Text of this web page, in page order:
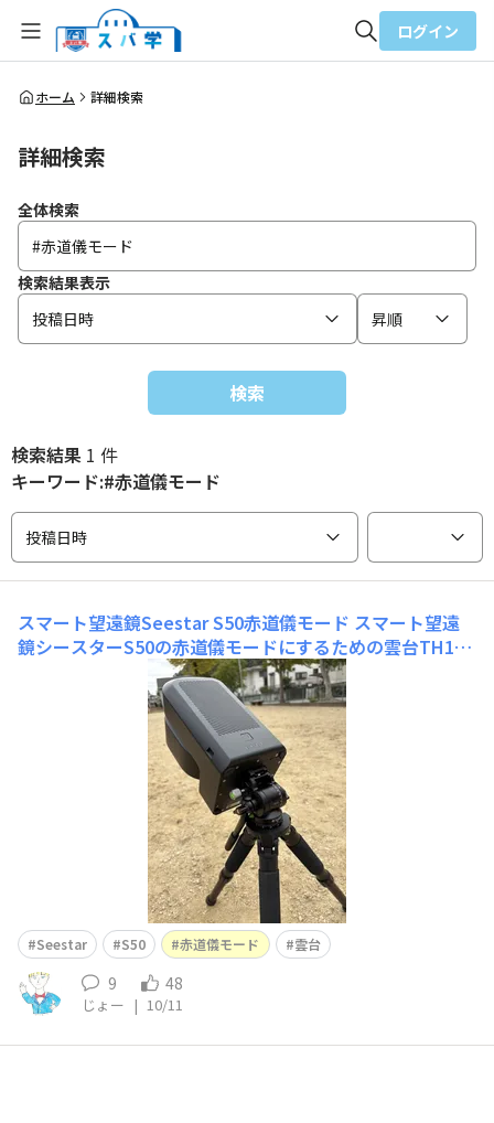
全体検索
ログイン
ホーム 詳細検索
詳細検索
全体検索
検索結果表示
投稿日時
昇順
検索
検索結果 1 件
キーワード:#赤道儀モード
投稿日時
スマート望遠鏡Seestar S50赤道儀モード スマート望遠
鏡シースターS50の赤道儀モードにするための雲台TH10
が、ようやく届きました。本体上部を北極星方向に北緯3
5度ですから、35度傾けます。三脚は、シースターに付属
してきたものをそのまま使ってます。取り付けが終わると
天頂を向きました。この後、北極星を探す流れなのでしょ
うが、曇りの日中では、
Seestar S50 赤道儀モード 雲台
9 48
じょー | 10/11